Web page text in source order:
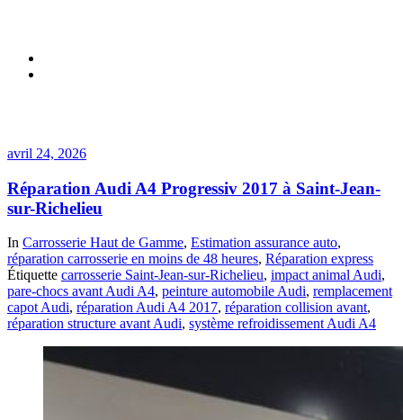
avril 24, 2026
Réparation Audi A4 Progressiv 2017 à Saint-Jean-
sur-Richelieu
In Carrosserie Haut de Gamme, Estimation assurance auto,
réparation carrosserie en moins de 48 heures, Réparation express
Étiquette carrosserie Saint-Jean-sur-Richelieu, impact animal Audi,
pare-chocs avant Audi A4, peinture automobile Audi, remplacement
capot Audi, réparation Audi A4 2017, réparation collision avant,
réparation structure avant Audi, système refroidissement Audi A4